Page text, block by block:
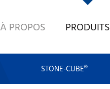
À PROPOS PRODUITS
STONE-CUBE®